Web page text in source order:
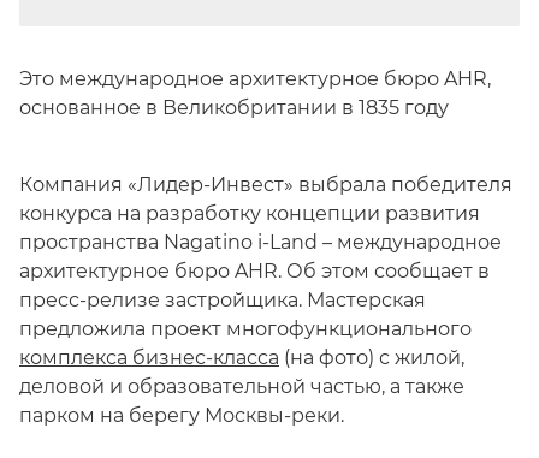
Это международное архитектурное бюро AHR,
основанное в Великобритании в 1835 году
Компания «Лидер-Инвест» выбрала победителя
конкурса на разработку концепции развития
пространства Nagatino i-Land – международное
архитектурное бюро AHR. Об этом сообщает в
пресс-релизе застройщика. Мастерская
предложила проект многофункционального
комплекса бизнес-класса (на фото) с жилой,
деловой и образовательной частью, а также
парком на берегу Москвы-реки.